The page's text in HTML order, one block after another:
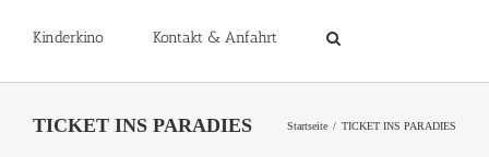
Kinderkino Kontakt & Anfahrt
TICKET INS PARADIES Startseite TICKET INS PARADIES